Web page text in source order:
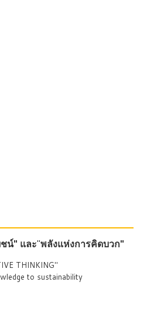
น์" และ"พลังแห่งการคิดบวก"
THINKING"
to sustainability